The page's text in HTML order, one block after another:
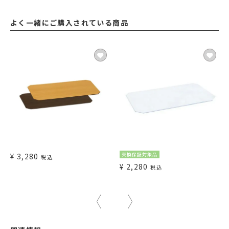
よく一緒にご購入されている商品
¥ 3,280 税込 交換保証対象品
¥ 2,280 税込